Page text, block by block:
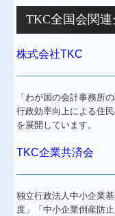
TKC全国会関連
株式会社TKC
「わが国の会計事務所
行政効率向上による住
を展開しています。
TKC企業共済会
独立行政法人中小企業
度」「中小企業倒産防